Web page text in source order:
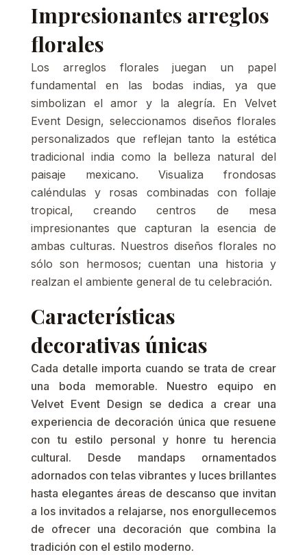
Impresionantes arreglos
florales
Los arreglos florales juegan un papel
fundamental en las bodas indias, ya que
simbolizan el amor y la alegría. En Velvet
Event Design, seleccionamos diseños florales
personalizados que reflejan tanto la estética
tradicional india como la belleza natural del
paisaje mexicano. Visualiza frondosas
caléndulas y rosas combinadas con follaje
tropical, creando centros de mesa
impresionantes que capturan la esencia de
ambas culturas. Nuestros diseños florales no
sólo son hermosos; cuentan una historia y
realzan el ambiente general de tu celebración.
Características
decorativas únicas
Cada detalle importa cuando se trata de crear
una boda memorable. Nuestro equipo en
Velvet Event Design se dedica a crear una
experiencia de decoración única que resuene
con tu estilo personal y honre tu herencia
cultural. Desde mandaps ornamentados
adornados con telas vibrantes y luces brillantes
hasta elegantes áreas de descanso que invitan
a los invitados a relajarse, nos enorgullecemos
de ofrecer una decoración que combina la
tradición con el estilo moderno.